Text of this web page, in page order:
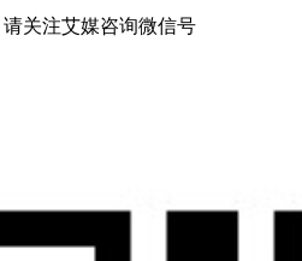
关注艾媒咨询微信号